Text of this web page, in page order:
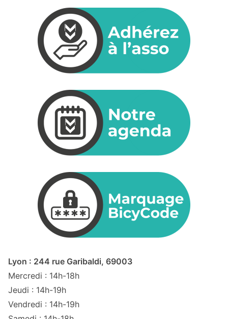
Lyon : 244 rue Garibaldi, 69003
Mercredi : 14h-18h
Jeudi : 14h-19h
Vendredi : 14h-19h